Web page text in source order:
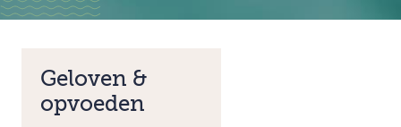
Geloven &
opvoeden